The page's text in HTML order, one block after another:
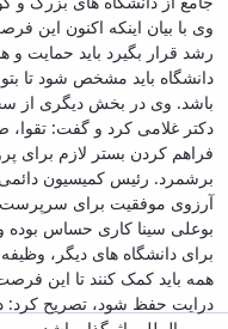
وی با بیان اینکه اکنون این
رشد قرار بگیرد باید
دانشگاه باید مشخص شود تا
باشد. وی در بخش دیگری از
دکتر غلامی کرد و گفت: تقوا،
فراهم کردن بستر لازم برای
برشمرد. رئیس کمیسیون دائمی
آرزوی موفقیت برای سرپرست
بوعلی سینا کاری حساس بوده و
برای دانشگاه ‌های دیگر،
همه باید کمک کنند تا این
درایت حفظ شود،‌ تصریح کرد: